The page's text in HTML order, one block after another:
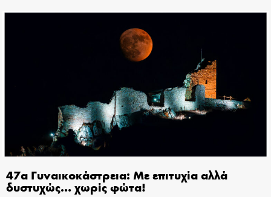
47α Γυναικοκάστρεια: Με επιτυχία αλλά
δυστυχώς… χωρίς φώτα!